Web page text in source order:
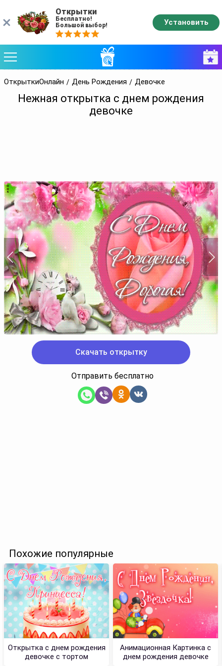
ОткрыткиОнлайн День Рождения Девочке
Нежная открытка с днем рождения
девочке
Скачать открытку
Отправить бесплатно
Похожие популярные
Открытка с днем рождения
девочке с тортом
Анимационная Картинка с
днем рождения девочке
Открытки
Бесплатно!
Большой выбор!
Установить